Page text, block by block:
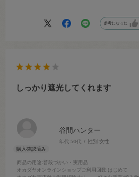
参考になった
谷間ハンター
年代:50代 性別:女性
商品の用途:普段づかい・実用品
オカダヤオンラインショップご利用回数:はじめて
しっかり遮光してくれます